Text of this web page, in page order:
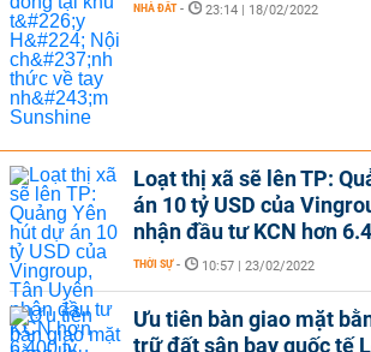
NHÀ ĐẤT - 23:14 | 18/02/2022
Loạt thị xã sẽ lên TP:
án 10 tỷ USD của
nhận đầu tư KCN hơn
THỜI SỰ - 10:57 | 23/02/2022
Ưu tiên bàn giao mặt
trữ đất sân bay quốc tế